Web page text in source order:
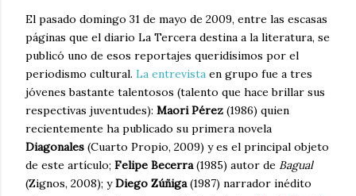
El pasado domingo 31 de mayo de 2009, entre las escasas
páginas que el diario La Tercera destina a la literatura, se
publicó uno de esos reportajes queridísimos por el
periodismo cultural. La entrevista en grupo fue a tres
jóvenes bastante talentosos (talento que hace brillar sus
respectivas juventudes): Maori Pérez (1986) quien
recientemente ha publicado su primera novela
Diagonales (Cuarto Propio, 2009) y es el principal objeto
de este artículo; Felipe Becerra (1985) autor de Bagual
(Zignos, 2008); yDiego Zúñiga (1987) narrador inédito